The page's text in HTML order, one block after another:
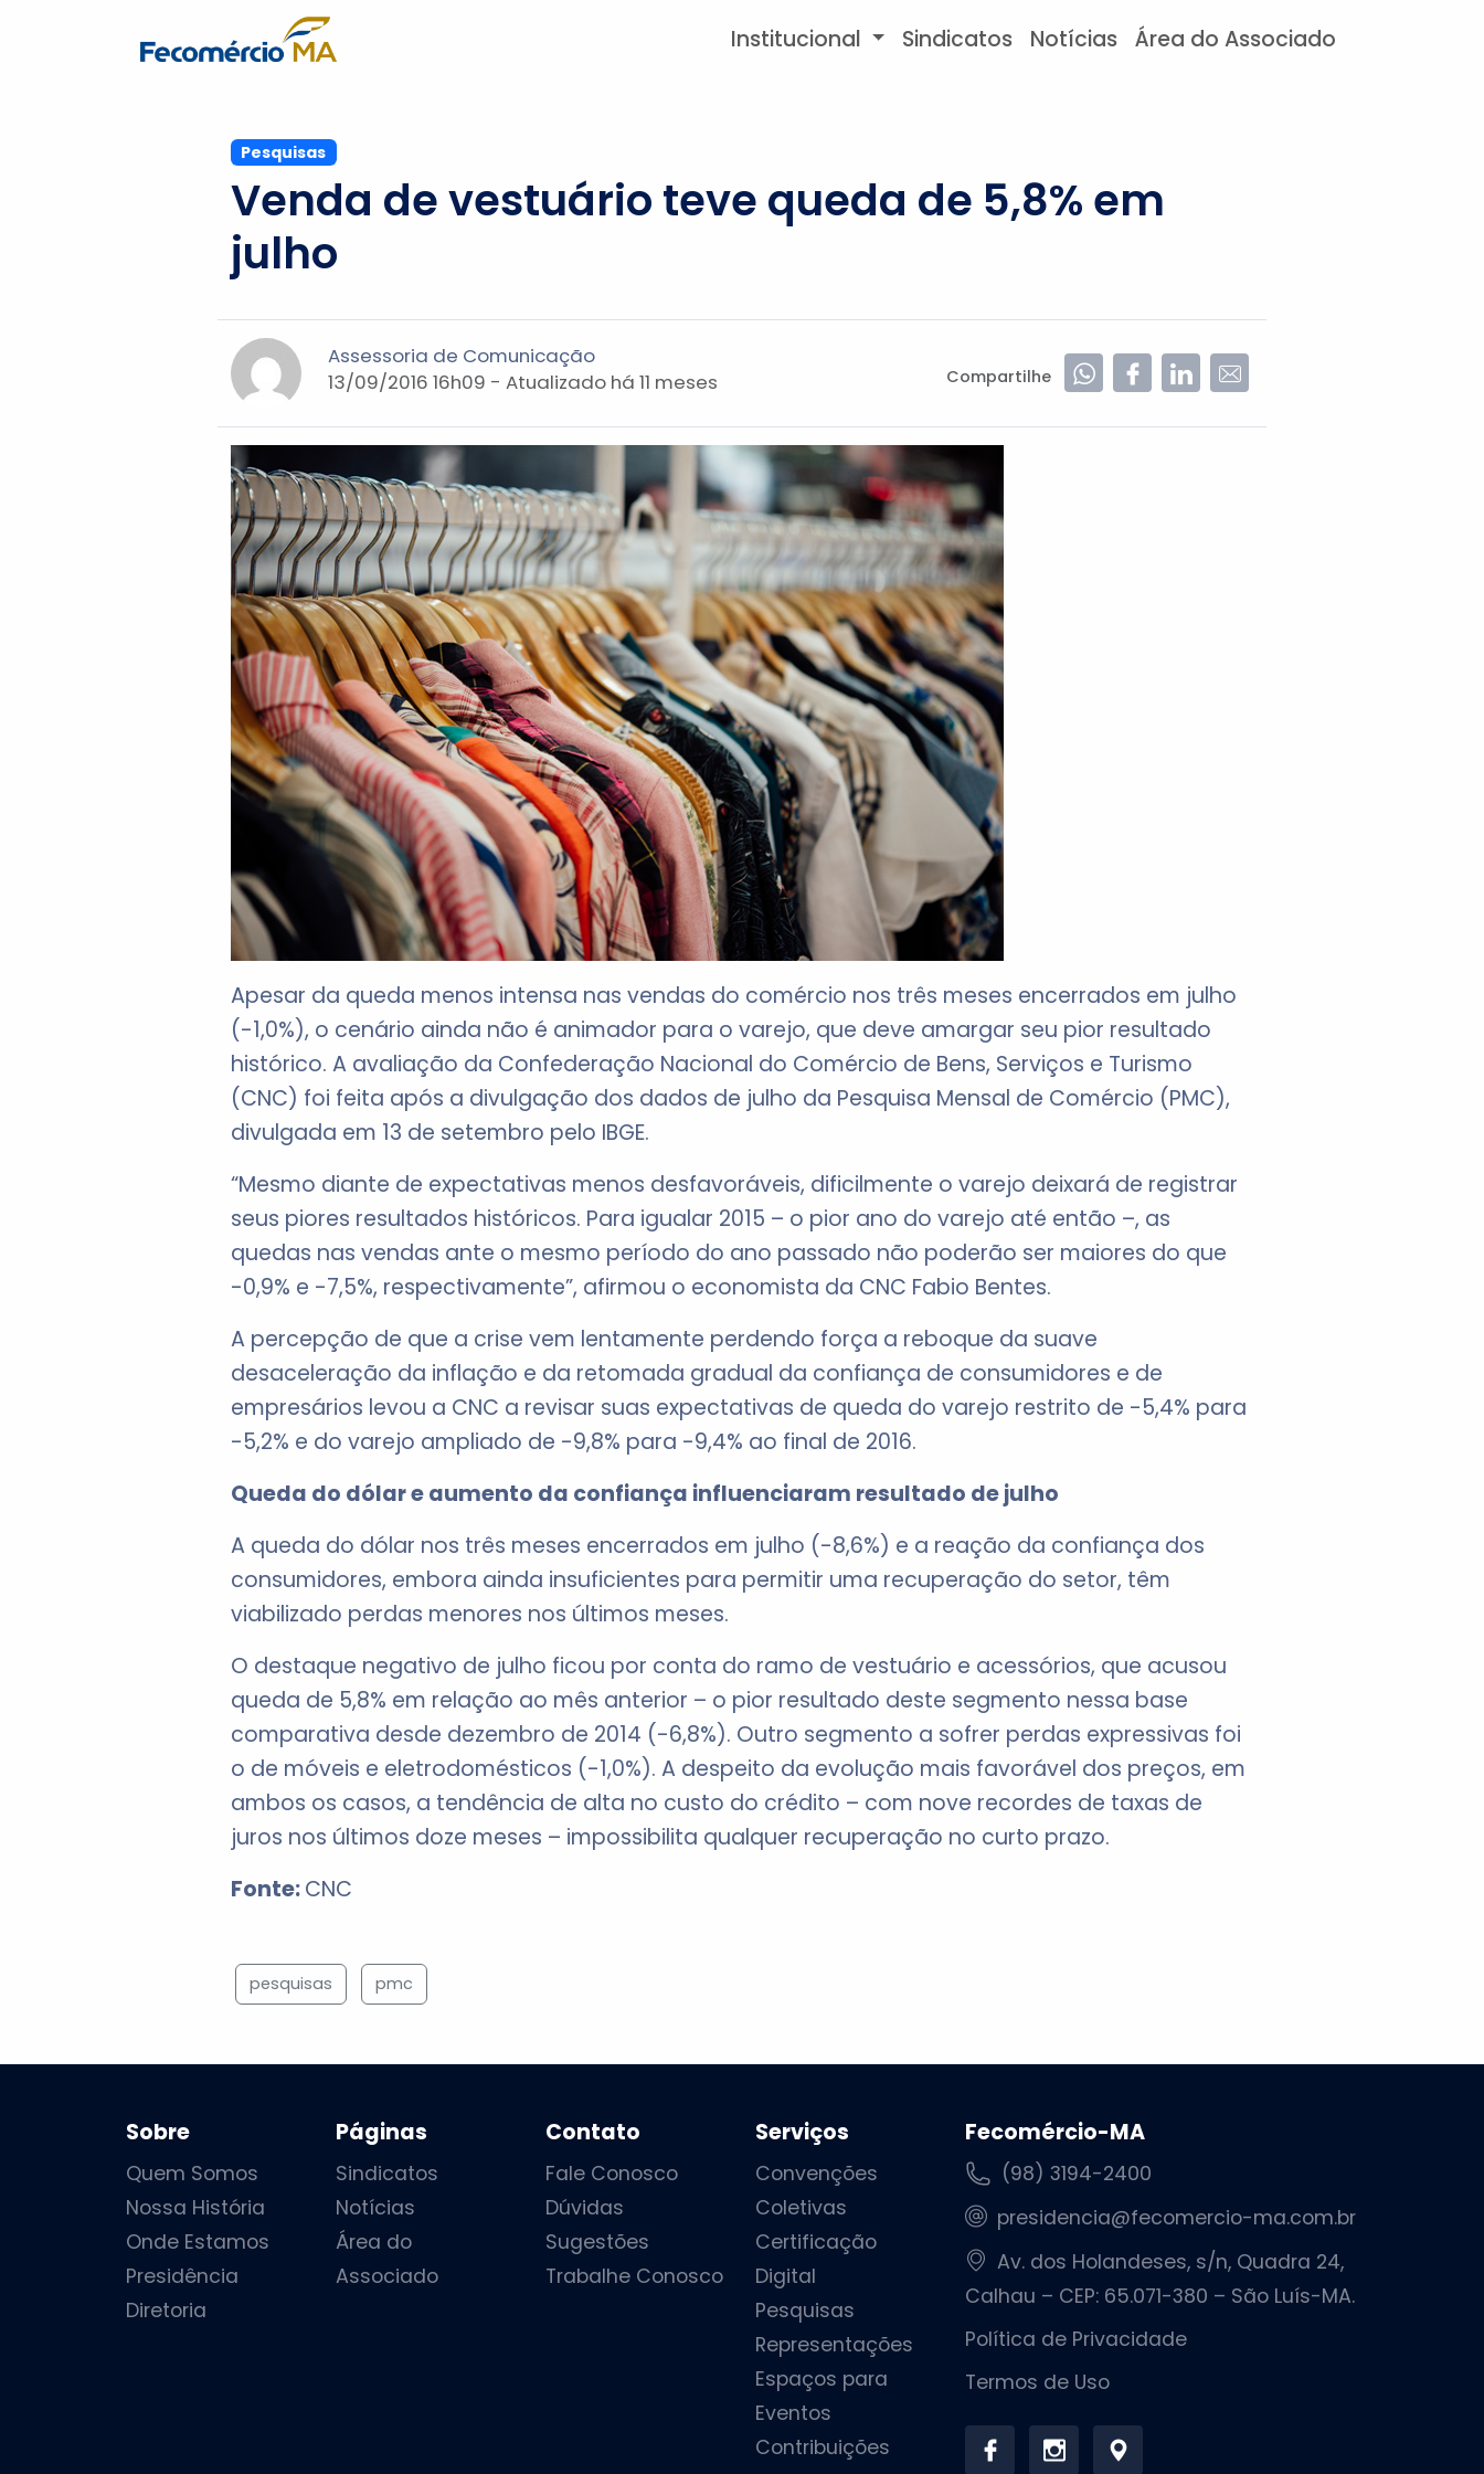
Institucional Sindicatos Notícias Área do Associado
Pesquisas
Venda de vestuário teve queda de 5,8% em
julho
Assessoria de Comunicação
13/09/2016 16h09 - Atualizado há 11 meses Compartilhe
Apesar da queda menos intensa nas vendas do comércio nos três meses encerrados em julho
(-1,0%), o cenário ainda não é animador para o varejo, que deve amargar seu pior resultado
histórico. A avaliação da Confederação Nacional do Comércio de Bens, Serviços e Turismo
(CNC) foi feita após a divulgação dos dados de julho da Pesquisa Mensal de Comércio (PMC),
divulgada em 13 de setembro pelo IBGE.
“Mesmo diante de expectativas menos desfavoráveis, dificilmente o varejo deixará de registrar
seus piores resultados históricos. Para igualar 2015 – o pior ano do varejo até então –, as
quedas nas vendas ante o mesmo período do ano passado não poderão ser maiores do que
-0,9% e -7,5%, respectivamente”, afirmou o economista da CNC Fabio Bentes.
A percepção de que a crise vem lentamente perdendo força a reboque da suave
desaceleração da inflação e da retomada gradual da confiança de consumidores e de
empresários levou a CNC a revisar suas expectativas de queda do varejo restrito de -5,4% para
-5,2% e do varejo ampliado de -9,8% para -9,4% ao final de 2016.
Queda do dólar e aumento da confiança influenciaram resultado de julho
A queda do dólar nos três meses encerrados em julho (-8,6%) e a reação da confiança dos
consumidores, embora ainda insuficientes para permitir uma recuperação do setor, têm
viabilizado perdas menores nos últimos meses.
O destaque negativo de julho ficou por conta do ramo de vestuário e acessórios, que acusou
queda de 5,8% em relação ao mês anterior – o pior resultado deste segmento nessa base
comparativa desde dezembro de 2014 (-6,8%). Outro segmento a sofrer perdas expressivas foi
o de móveis e eletrodomésticos (-1,0%). A despeito da evolução mais favorável dos preços, em
ambos os casos, a tendência de alta no custo do crédito – com nove recordes de taxas de
juros nos últimos doze meses – impossibilita qualquer recuperação no curto prazo.
Fonte:CNC
pesquisas pmc
Sobre
Quem Somos
Nossa História
Onde Estamos
Presidência
Diretoria
Páginas
Sindicatos
Notícias
Área do
Associado
Contato
Fale Conosco
Dúvidas
Sugestões
Trabalhe Conosco
Serviços
Convenções
Coletivas
Certificação
Digital
Pesquisas
Representações
Espaços para
Eventos
Contribuições
Fecomércio-MA
(98) 3194-2400
presidencia@fecomercio-ma.com.br
Av. dos Holandeses, s/n, Quadra 24,
Calhau – CEP: 65.071-380 – São Luís-MA.
Política de Privacidade
Termos de Uso